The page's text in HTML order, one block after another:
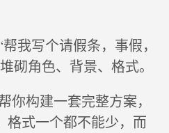
我写个请假条，事假，
砌角色、背景、格式。
你构建一套完整方案，
格式一个都不能少，而